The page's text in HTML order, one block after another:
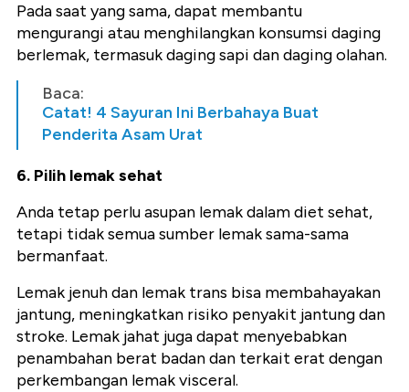
Pada saat yang sama, dapat membantu
mengurangi atau menghilangkan konsumsi daging
berlemak, termasuk daging sapi dan daging olahan.
Baca:
Catat! 4 Sayuran Ini Berbahaya Buat
Penderita Asam Urat
6. Pilih lemak sehat
Anda tetap perlu asupan lemak dalam diet sehat,
tetapi tidak semua sumber lemak sama-sama
bermanfaat.
Lemak jenuh dan lemak trans bisa membahayakan
jantung, meningkatkan risiko penyakit jantung dan
stroke. Lemak jahat juga dapat menyebabkan
penambahan berat badan dan terkait erat dengan
perkembangan lemak visceral.